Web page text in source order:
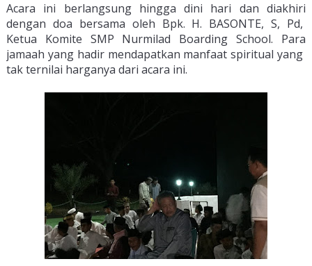
Acara ini berlangsung hingga dini hari dan diakhiri
dengan doa bersama oleh Bpk. H. BASONTE, S, Pd,
Ketua Komite SMP Nurmilad Boarding School. Para
jamaah yang hadir mendapatkan manfaat spiritual yang
tak ternilai harganya dari acara ini.